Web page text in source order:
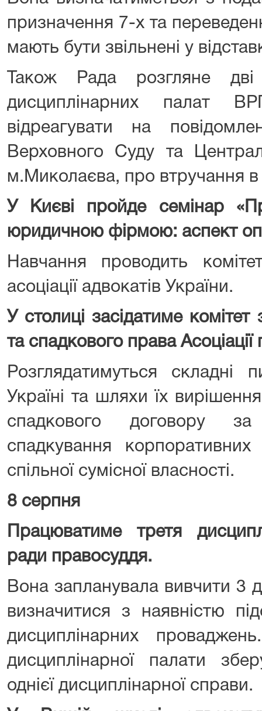
призначення 7-х та
мають бути звільнені у
Також Рада розгляне
дисциплінарних палат
відреагувати на
Верховного Суду та
м.Миколаєва, про втручання в
У Києві пройде семінар
юридичною фірмою: аспект
Навчання проводить
асоціації адвокатів України.
У столиці засідатиме комітет
та спадкового права Асоціації
Розглядатимуться складні
Україні та шляхи їх
спадкового договору
спадкування
спільної сумісної власності.
8 серпня
Працюватиме третя
ради правосуддя.
Вона запланувала вивчити 3
визначитися з наявністю
дисциплінарних
дисциплінарної палати
однієї дисциплінарної справи.